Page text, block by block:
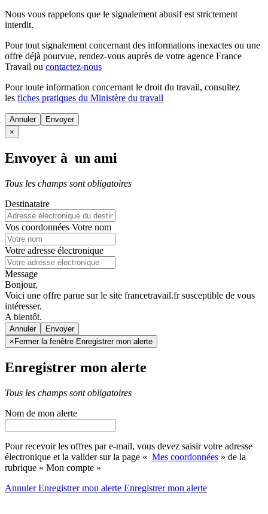
Nous vous rappelons que le signalement abusif est strictement
interdit.
Pour tout signalement concernant des informations inexactes ou une
offre déjà pourvue, rendez-vous auprès de votre agence France
Travail ou contactez-nous
Pour toute information concernant le droit du travail, consultez
les fiches pratiques du Ministère du travail
Annuler
×
Envoyer à un ami
Tous les champs sont obligatoires
Destinataire
Vos coordonnées Votre nom
Votre adresse électronique
Message
Bonjour,
Voici une offre parue sur le site francetravail.fr susceptible de vous
intéresser.
A bientôt.
Annuler
× Fermer la fenêtre Enregistrer mon alerte
Enregistrer mon alerte
Tous les champs sont obligatoires
Nom de mon alerte
Pour recevoir les offres par e-mail, vous devez saisir votre adresse
électronique et la valider sur la page « Mes coordonnées » de la
rubrique « Mon compte »
AnnulerEnregistrer mon alerte Enregistrermon alerte